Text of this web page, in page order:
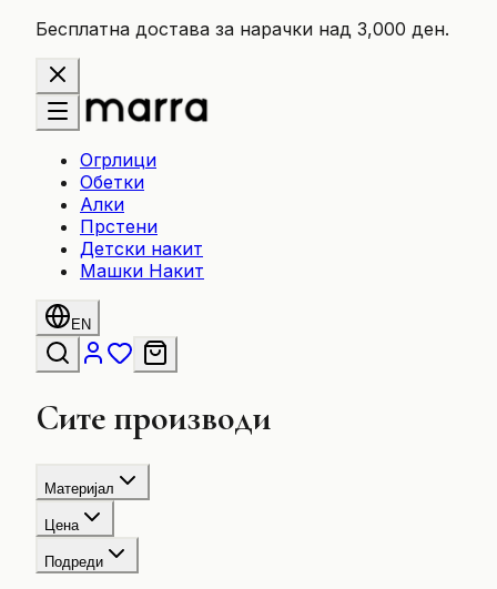
Бесплатна достава за нарачки над 3,000 ден.
Огрлици
Обетки
Алки
Прстени
Детски накит
Машки Накит
EN
Сите производи
Материјал
Цена
Подреди